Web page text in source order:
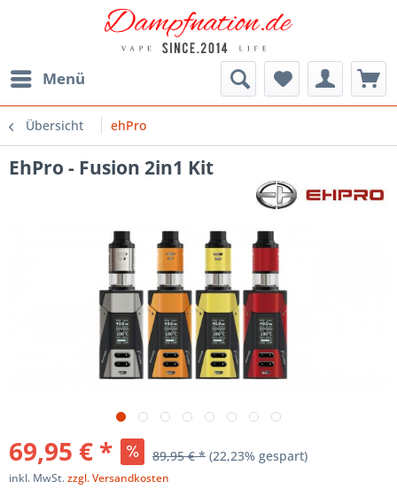
Menü
Übersicht ehPro
EhPro - Fusion 2in1 Kit
69,95 € * 89,95 € * (22,23% gespart)
inkl. MwSt.zzgl. Versandkosten